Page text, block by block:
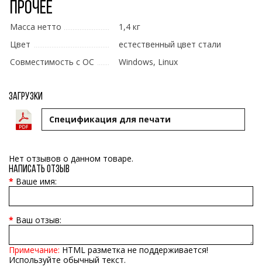
Прочее
Масса нетто
1,4 кг
Цвет
естественный цвет стали
Совместимость с ОС
Windows, Linux
Загрузки
Cпецификация для печати
Нет отзывов о данном товаре.
Написать отзыв
Ваше имя:
Ваш отзыв:
Примечание: HTML разметка не поддерживается!
Используйте обычный текст.